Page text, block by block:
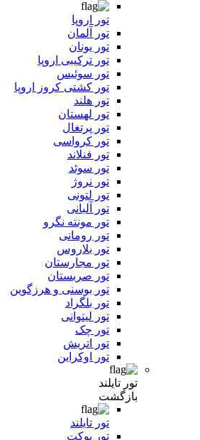
تور اروپا
تور آلمان
تور یونان
تور ترکیبی اروپا
تور سوئیس
تور کشتی کروز اروپا
تور هلند
تور لهستان
تور پرتغال
تور کرواسی
تور فنلاند
تور سوئد
تور نروژ
تور لتونی
تور آلبانی
تور مونته نگرو
تور رومانی
تور بلاروس
تور مجارستان
تور صربستان
تور بوسنی و هرزگوین
تور بلگراد
تور لیتوانی
تور چک
تور اتریش
تور اوکراین
تور تایلند
بازگشت
تور تایلند
تور پوکت